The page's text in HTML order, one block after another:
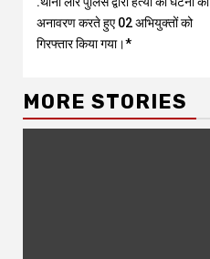
Reading
अनावरण करते हुए 02 अभियुक्तों को
गिरफ्तार किया गया।*
MORE STORIES